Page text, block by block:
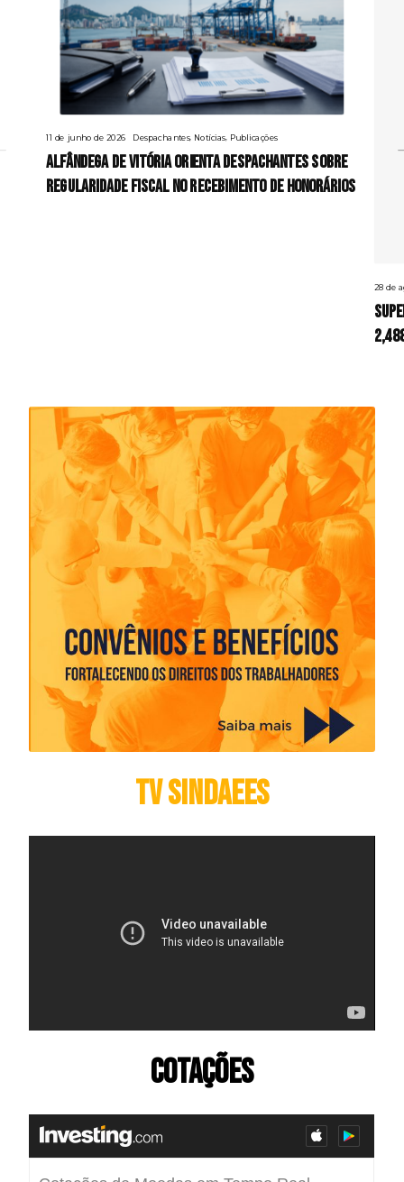
11 de junho de 2026 Despachantes, Notícias, Publicações
Alfândega de Vitória orienta despachantes sobre
regularidade fiscal no recebimento de honorários
28 de
TV Sindaees
Cotações